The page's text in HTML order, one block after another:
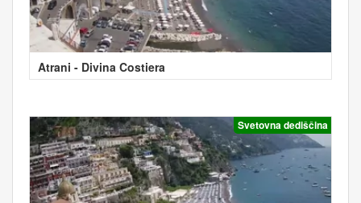
Atrani - Divina Costiera
Svetovna dediščina